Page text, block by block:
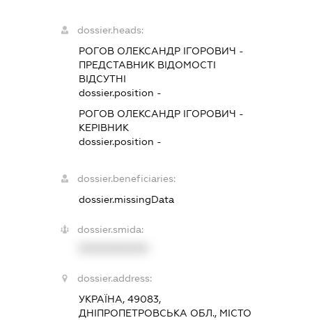
dossier.heads:
РОГОВ ОЛЕКСАНДР ІГОРОВИЧ -
ПРЕДСТАВНИК ВІДОМОСТІ
ВІДСУТНІ
dossier.position -
РОГОВ ОЛЕКСАНДР ІГОРОВИЧ -
КЕРІВНИК
dossier.position -
dossier.beneficiaries:
dossier.missingData
dossier.smida:
dossier.address:
УКРАЇНА, 49083,
ДНІПРОПЕТРОВСЬКА ОБЛ., МІСТО